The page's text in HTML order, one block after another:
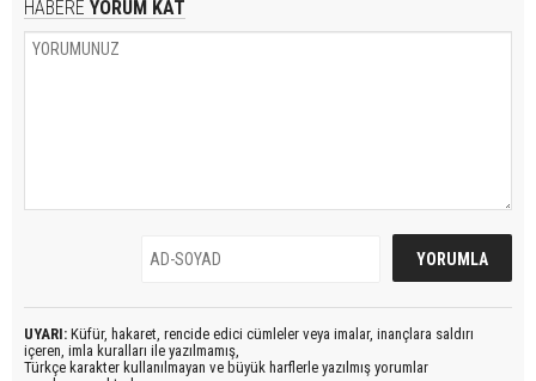
HABERE YORUM KAT
UYARI: Küfür, hakaret, rencide edici cümleler veya imalar, inançlara saldırı
içeren, imla kuralları ile yazılmamış,
Türkçe karakter kullanılmayan ve büyük harflerle yazılmış yorumlar